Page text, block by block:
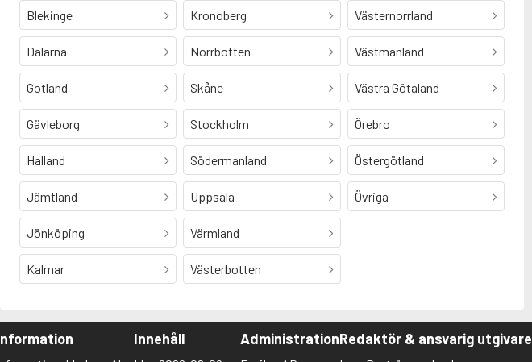
Blekinge
Dalarna
Gotland
Gävleborg
Halland
Jämtland
Jönköping
Kalmar
Kronoberg
Norrbotten
Skåne
Stockholm
Södermanland
Uppsala
Värmland
Västerbotten
Västernorrland
Västmanland
Västra Götaland
Örebro
Östergötland
Övriga
Innehåll AdministrationRedaktör & ansvarig utgivare